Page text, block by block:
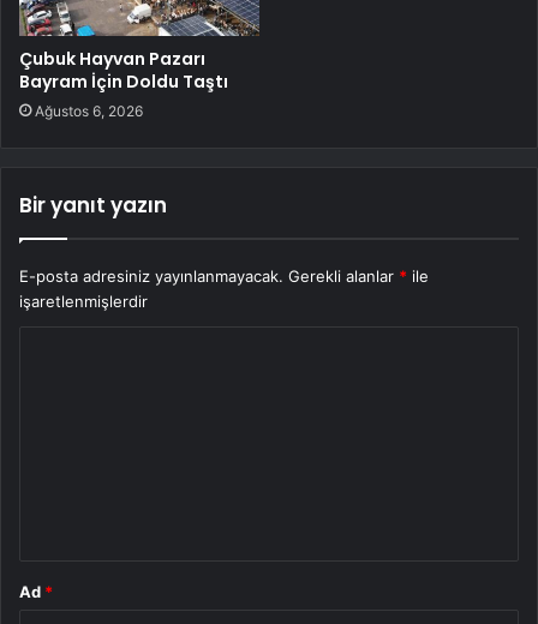
Çubuk Hayvan Pazarı
Bayram İçin Doldu Taştı
Ağustos 6, 2026
Bir yanıt yazın
E-posta adresiniz yayınlanmayacak. Gerekli alanlar * ile
işaretlenmişlerdir
Ad *